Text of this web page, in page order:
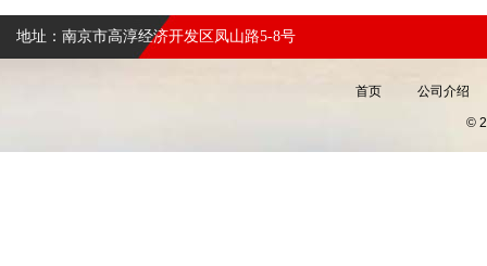
地址：南京市高淳经济开发区凤山路5-8号
首页 公司介绍
©